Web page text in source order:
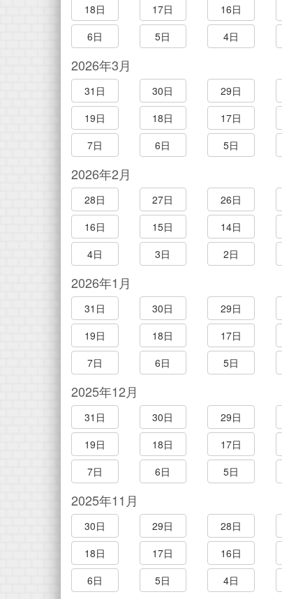
18日
17日 16日
6日
5日 4日
2026年3月
31日 30日 29日
19日
18日 17日
7日
6日 5日
2026年2月
28日 27日 26日
16日
15日 14日
4日
3日 2日
2026年1月
31日 30日 29日
19日
18日 17日
7日
6日 5日
2025年12月
31日 30日 29日
19日
18日 17日
7日
6日 5日
2025年11月
30日 29日 28日
18日
17日 16日
6日
5日 4日